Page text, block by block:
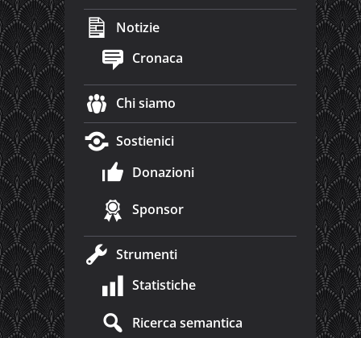
Notizie
Cronaca
Chi siamo
Sostienici
Donazioni
Sponsor
Strumenti
Statistiche
Ricerca semantica